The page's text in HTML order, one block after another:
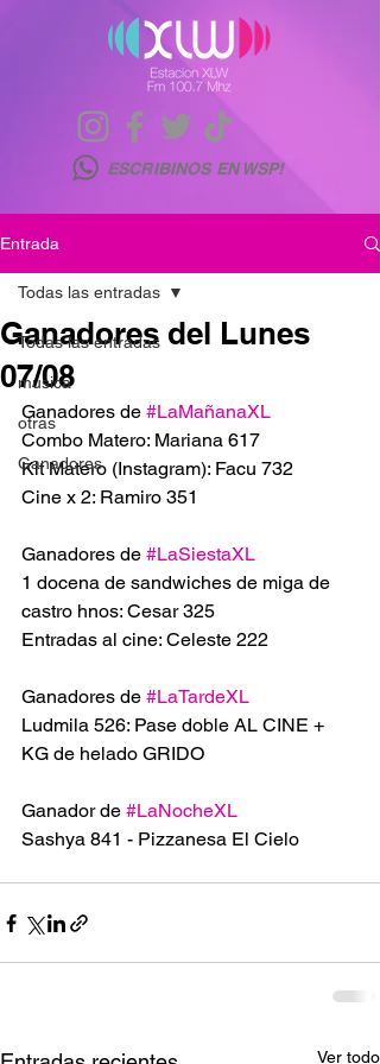
ESCRIBINOS EN WSP!
Entrada
Todas las entradas
musica
otras
Ganadores
Todas las entradas
Ganadores del Lunes
07/08
Ganadores de #LaMañanaXL
Combo Matero: Mariana 617
Kit Matero (Instagram): Facu 732
Cine x 2: Ramiro 351
Ganadores de #LaSiestaXL
1 docena de sandwiches de miga de
castro hnos: Cesar 325
Entradas al cine: Celeste 222
Ganadores de #LaTardeXL
Ludmila 526: Pase doble AL CINE +
KG de helado GRIDO
Ganador de #LaNocheXL
Sashya 841 - Pizzanesa El Cielo
Ver todo